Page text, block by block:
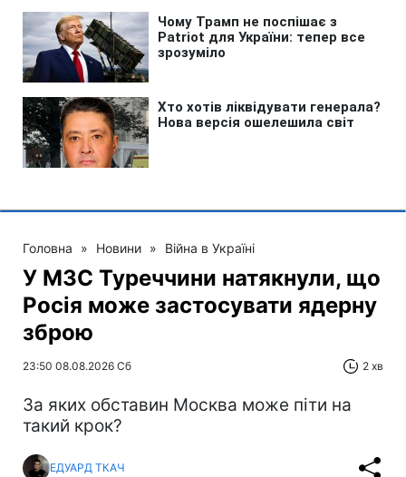
Головна » Новини » Війна в Україні
У МЗС Туреччини натякнули, що
Росія може застосувати ядерну
зброю
23:50 08.08.2026 Сб 2 хв
За яких обставин Москва може піти на
такий крок?
ЕДУАРД ТКАЧ